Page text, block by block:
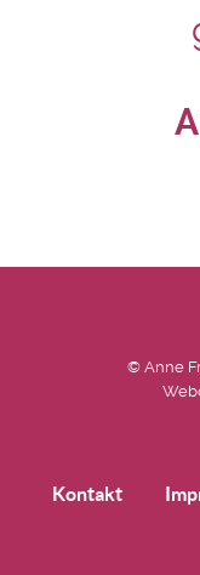
© Anne
Kontakt